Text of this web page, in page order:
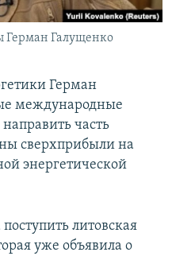
Герман Галущенко
Герман
международные
часть
сверхприбыли на
энергетической
литовская
уже объявила о